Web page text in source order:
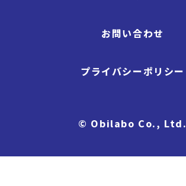
お問い合わせ
プライバシーポリシー
© Obilabo Co., Ltd.